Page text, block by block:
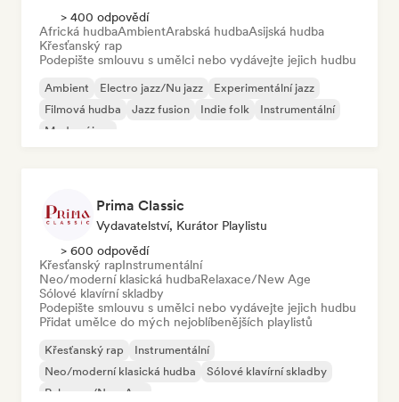
> 400 odpovědí
Africká hudbaAmbientArabská hudbaAsijská hudba
Křesťanský rap
Podepište smlouvu s umělci nebo vydávejte jejich hudbu
Ambient Electro jazz/Nu jazz
Experimentální jazz
Filmová hudba
Jazz fusion Indie folk
Instrumentální
Moderní jazz
Prima Classic
Vydavatelství, Kurátor Playlistu
> 600 odpovědí
Křesťanský rapInstrumentální
Neo/moderní klasická hudbaRelaxace/New Age
Sólové klavírní skladby
Podepište smlouvu s umělci nebo vydávejte jejich hudbu
Přidat umělce do mých nejoblíbenějších playlistů
Křesťanský rap
Instrumentální
Neo/moderní klasická hudba
Sólové klavírní skladby
Relaxace/New Age